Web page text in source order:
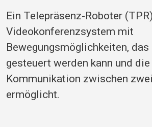
Ein Telepräsenz-Roboter
Videokonferenzsystem mit
Bewegungsmöglichkeiten, das
gesteuert werden kann und die
Kommunikation zwischen
ermöglicht.